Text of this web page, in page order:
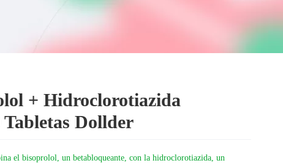
+ Hidroclorotiazida
Dollder
el bisoprolol, un betabloqueante, con la hidroclorotiazida, un